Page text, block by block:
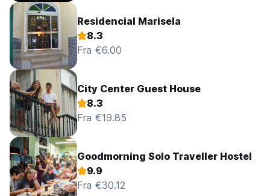
Residencial Marisela
8.3
Fra €6.00
City Center Guest House
8.3
Fra €19.85
Goodmorning Solo Traveller Hostel
9.9
Fra €30.12